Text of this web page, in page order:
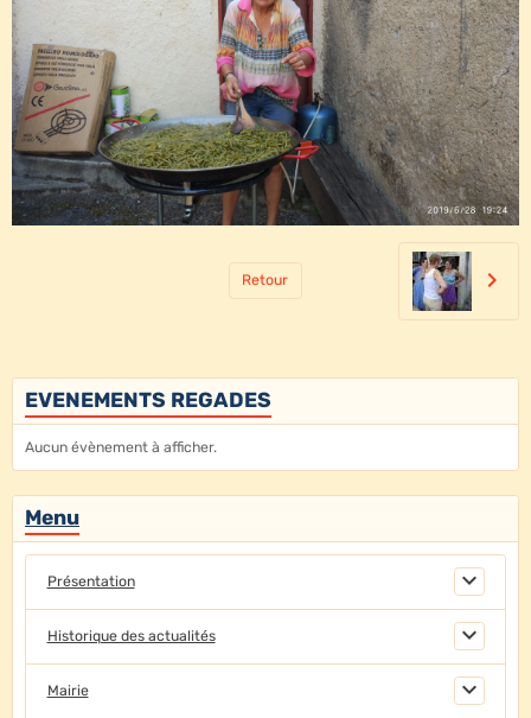
Retour
EVENEMENTS REGADES
Aucun évènement à afficher.
Menu
Présentation
Historique des actualités
Mairie